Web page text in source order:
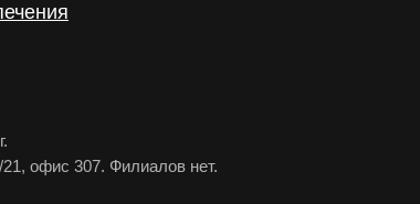
офис 307. Филиалов нет.